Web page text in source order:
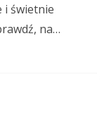
i świetnie
na…